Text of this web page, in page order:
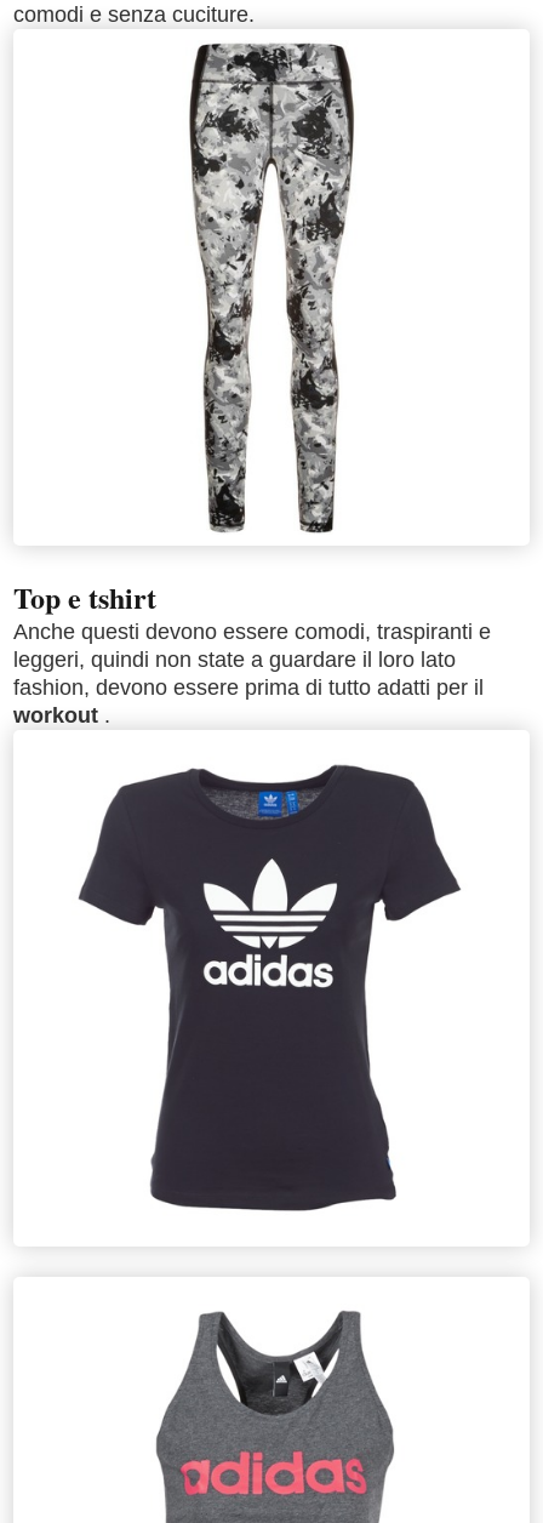
comodi e senza cuciture.
Top e tshirt
Anche questi devono essere comodi, traspiranti e
leggeri, quindi non state a guardare il loro lato
fashion, devono essere prima di tutto adatti per il
workout .